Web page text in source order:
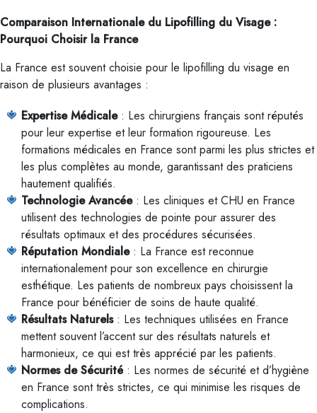
Comparaison Internationale du Lipofilling du Visage :
Pourquoi Choisir la France
La France est souvent choisie pour le lipofilling du visage en
raison de plusieurs avantages :
Expertise Médicale: Les chirurgiens français sont réputés
pour leur expertise et leur formation rigoureuse. Les
formations médicales en France sont parmi les plus strictes et
les plus complètes au monde, garantissant des praticiens
hautement qualifiés.
Technologie Avancée: Les cliniques et CHU en France
utilisent des technologies de pointe pour assurer des
résultats optimaux et des procédures sécurisées.
Réputation Mondiale: La France est reconnue
internationalement pour son excellence en chirurgie
esthétique. Les patients de nombreux pays choisissent la
France pour bénéficier de soins de haute qualité.
Résultats Naturels: Les techniques utilisées en France
mettent souvent l’accent sur des résultats naturels et
harmonieux, ce qui est très apprécié par les patients.
Normes de Sécurité: Les normes de sécurité et d’hygiène
en France sont très strictes, ce qui minimise les risques de
complications.